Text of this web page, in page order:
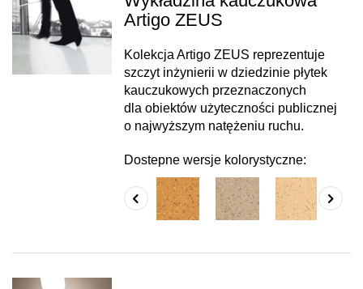
Artigo ZEUS
Kolekcja Artigo ZEUS reprezentuje
szczyt inżynierii w dziedzinie płytek
kauczukowych przeznaczonych
dla obiektów użyteczności publicznej
o najwyższym natężeniu ruchu.
Dostepne wersje kolorystyczne: